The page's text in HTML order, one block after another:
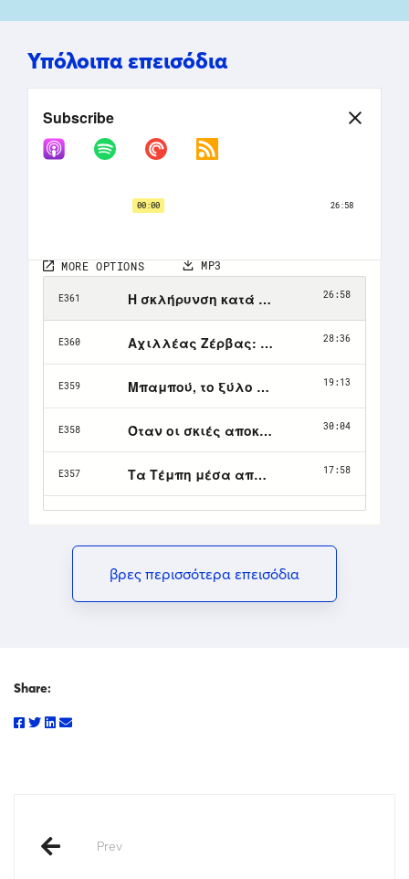
Υπόλοιπα επεισόδια
βρες περισσότερα επεισόδια
Share:
Prev